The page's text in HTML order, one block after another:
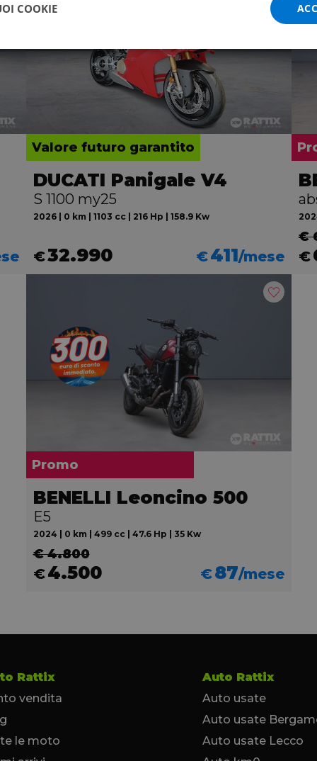
Valore futuro garantito
DUCATI Panigale V4
S 1100 my25
2026 | 0 km | 1103 cc | 216 Hp | 158.9 Kw
€32.990 €411/mese
€
€
Promo
BENELLI Leoncino 500
E5
2024 | 0 km | 499 cc | 47.6 Hp | 35 Kw
€ 4.800
€4.500 €87/mese
Rattix
vendita
le moto
Auto Rattix
Auto usate
Auto usate
Auto usate Lecco
COOKIE